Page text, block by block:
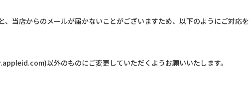
当店からのメールが届かないことがございますため、以下のようにご対応を
以外のものにご変更していただくようお願いいたします。